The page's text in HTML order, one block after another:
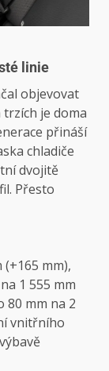
linie
objevovat
trzích je doma
přináší
chladiče
dvojitě
Přesto
mm),
1 555 mm
80 mm na 2
vnitřního